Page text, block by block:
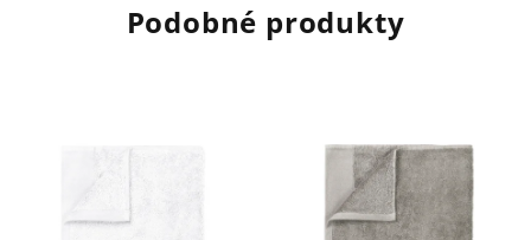
Podobné produkty